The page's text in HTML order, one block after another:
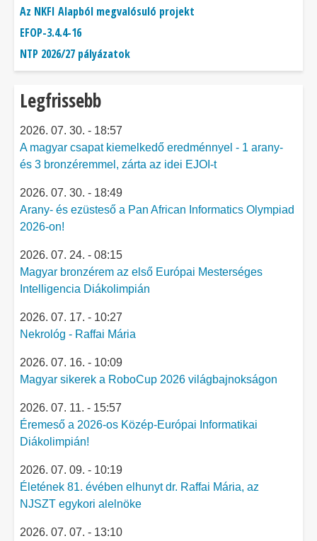
Az NKFI Alapból megvalósuló projekt
EFOP-3.4.4-16
NTP 2026/27 pályázatok
Legfrissebb
2026. 07. 30. - 18:57
A magyar csapat kiemelkedő eredménnyel - 1 arany-
és 3 bronzéremmel, zárta az idei EJOI-t
2026. 07. 30. - 18:49
Arany- és ezüsteső a Pan African Informatics Olympiad
2026-on!
2026. 07. 24. - 08:15
Magyar bronzérem az első Európai Mesterséges
Intelligencia Diákolimpián
2026. 07. 17. - 10:27
Nekrológ - Raffai Mária
2026. 07. 16. - 10:09
Magyar sikerek a RoboCup 2026 világbajnokságon
2026. 07. 11. - 15:57
Éremeső a 2026-os Közép-Európai Informatikai
Diákolimpián!
2026. 07. 09. - 10:19
Életének 81. évében elhunyt dr. Raffai Mária, az
NJSZT egykori alelnöke
2026. 07. 07. - 13:10